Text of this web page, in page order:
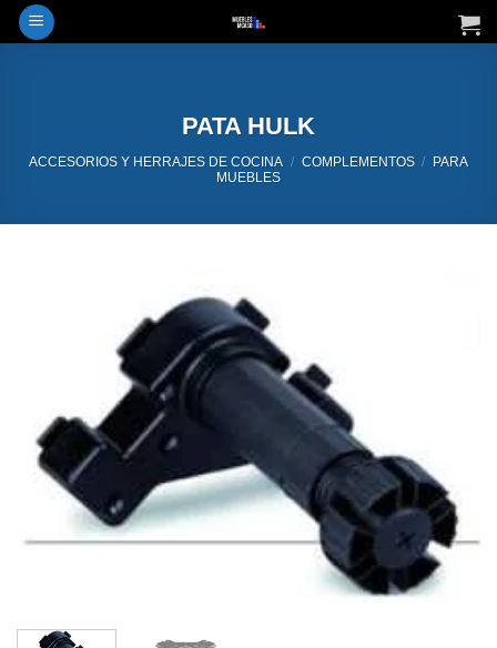
Saltar
al
PATA HULK
ACCESORIOS Y HERRAJES DE COCINA / COMPLEMENTOS /
PARA
MUEBLES